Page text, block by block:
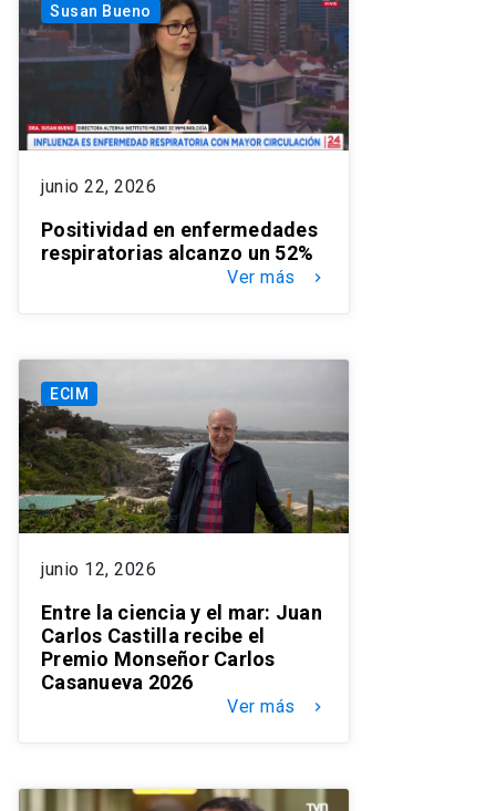
Susan Bueno
junio 22, 2026
Positividad en enfermedades
respiratorias alcanzo un 52%
Ver más keyboard_arrow_right
ECIM
junio 12, 2026
Entre la ciencia y el mar: Juan
Carlos Castilla recibe el
Premio Monseñor Carlos
Casanueva 2026
Ver más keyboard_arrow_right